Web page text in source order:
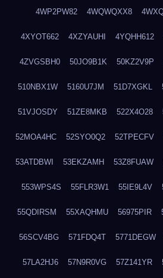
4WP2PW82 4WQWQXX8
4XYOT662 4XZYAUHI 4YQHH612
4ZVGSBH0 50JO9B1K 50KZ2V9P
510NBX1W 5160U7JM 51D7XGKL
51VJOSDY 51ZE8MKB 522X4O28
52MOA4HC 52SYO0Q2 52TPECFV
53ATDBWI 53EKZAMH 53Z8FUAW
553WPS4S 55FLR3W1 55IE9L4V
55QDIRSM 55XAQHMU 56975PIR
56SCV4BG 571FDQ4T 5771DEGW
57LA2HJ6 57N9R0VG 57Z141YR